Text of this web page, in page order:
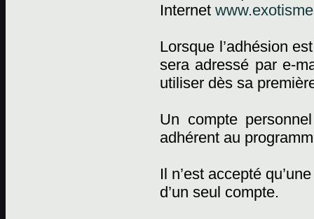
Internet
Lorsque l’adhésion
sera adressé par e-
utiliser dès sa
Un compte
adhérent au
Il n’est accepté
d’un seul compte.